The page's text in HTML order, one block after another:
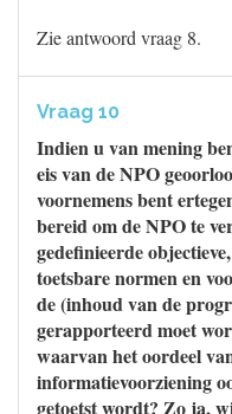
Zie antwoord vraag 8.
Vraag 10
Indien u van mening
eis van de NPO
voornemens bent
bereid om de NPO te
gedefinieerde
toetsbare normen en
de (inhoud van de
gerapporteerd moet
waarvan het oordeel
informatievoorziening
getoetst wordt? Zo ja,